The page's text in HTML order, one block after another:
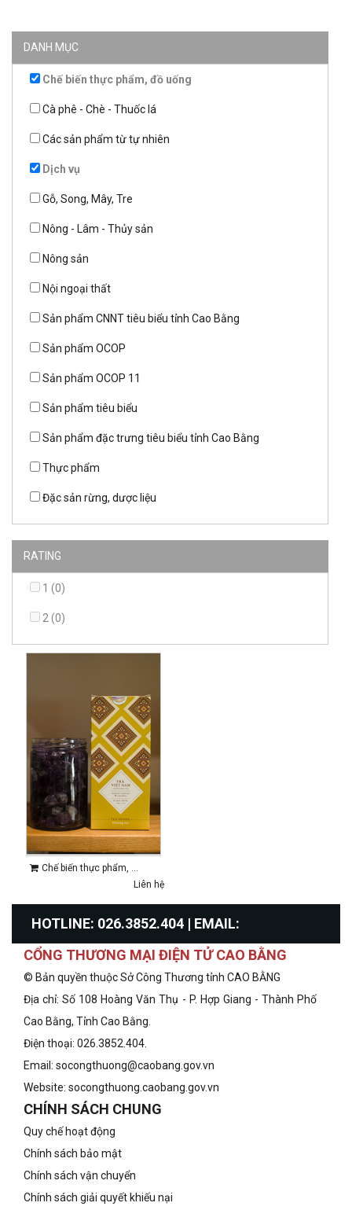
DANH MỤC
Chế biến thực phẩm, đồ uống
Cà phê - Chè - Thuốc lá
Các sản phẩm từ tự nhiên
Dịch vụ
Gỗ, Song, Mây, Tre
Nông - Lâm - Thủy sản
Nông sản
Nội ngoại thất
Sản phẩm CNNT tiêu biểu tỉnh Cao Bằng
Sản phẩm OCOP
Sản phẩm OCOP 11
Sản phẩm tiêu biểu
Sản phẩm đặc trưng tiêu biểu tỉnh Cao Bằng
Thực phẩm
Đặc sản rừng, dược liệu
RATING
1 (0)
2 (0)
Chế biến thực phẩm, ...
Liên hệ
HOTLINE: 026.3852.404 | EMAIL:
info@congthuongcaobang.gov.vn
CỔNG THƯƠNG MẠI ĐIỆN TỬ CAO BẰNG
© Bản quyền thuộc Sở Công Thương tỉnh CAO BẰNG
Địa chỉ: Số 108 Hoàng Văn Thụ - P. Hợp Giang - Thành Phố
Cao Bằng, Tỉnh Cao Bằng.
Điện thoại: 026.3852.404.
Email: socongthuong@caobang.gov.vn
Website: socongthuong.caobang.gov.vn
CHÍNH SÁCH CHUNG
Quy chế hoạt động
Chính sách bảo mật
Chính sách vận chuyển
Chính sách giải quyết khiếu nại